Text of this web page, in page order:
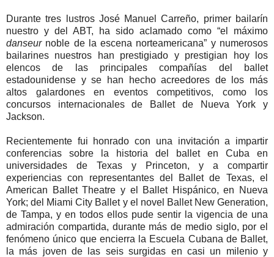
Durante tres lustros José Manuel Carreño, primer bailarín
nuestro y del ABT, ha sido aclamado como “el máximo
danseurnoble de la escena norteamericana” y numerosos
bailarines nuestros han prestigiado y prestigian hoy los
elencos de las principales compañías del ballet
estadounidense y se han hecho acreedores de los más
altos galardones en eventos competitivos, como los
concursos internacionales de Ballet de Nueva York y
Jackson.
Recientemente fui honrado con una invitación a impartir
conferencias sobre la historia del ballet en Cuba en
universidades de Texas y Princeton, y a compartir
experiencias con representantes del Ballet de Texas, el
American Ballet Theatre y el Ballet Hispánico, en Nueva
York; del Miami City Ballet y el novel Ballet New Generation,
de Tampa, y en todos ellos pude sentir la vigencia de una
admiración compartida, durante más de medio siglo, por el
fenómeno único que encierra la Escuela Cubana de Ballet,
la más joven de las seis surgidas en casi un milenio y